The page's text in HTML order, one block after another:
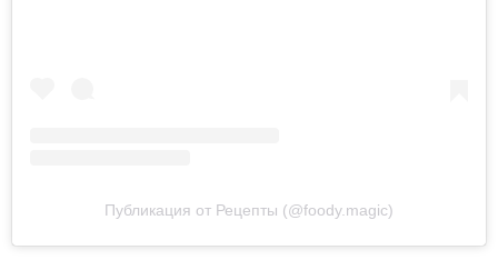
Публикация от Рецепты (@foody.magic)